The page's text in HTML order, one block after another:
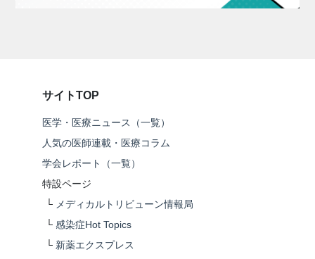
サイトTOP
医学・医療ニュース（一覧）
人気の医師連載・医療コラム
学会レポート（一覧）
特設ページ
└ メディカルトリビューン情報局
└ 感染症Hot Topics
└ 新薬エクスプレス